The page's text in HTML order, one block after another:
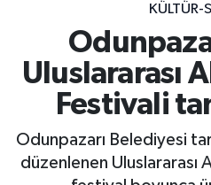
KÜLTÜR-
Uluslararası
Festivali
Odunpazarı Belediyesi
düzenlenen Uluslararası
Spor
Eğitim
Ekonomi
TFF 3.Lig 4.Grup Puan
Tüm Manşetler
Son Dakika Haberleri